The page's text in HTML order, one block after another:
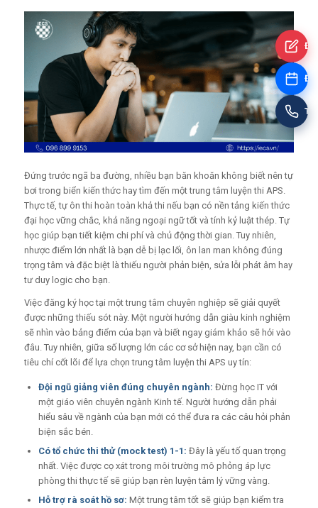
Đứng trước ngã ba đường, nhiều bạn băn khoăn không biết nên tự
bơi trong biển kiến thức hay tìm đến một trung tâm luyện thi APS.
Thực tế, tự ôn thi hoàn toàn khả thi nếu bạn có nền tảng kiến thức
đại học vững chắc, khả năng ngoại ngữ tốt và tính kỷ luật thép. Tự
học giúp bạn tiết kiệm chi phí và chủ động thời gian. Tuy nhiên,
nhược điểm lớn nhất là bạn dễ bị lạc lối, ôn lan man không đúng
trọng tâm và đặc biệt là thiếu người phản biện, sửa lỗi phát âm hay
tư duy logic cho bạn.
Việc đăng ký học tại một trung tâm chuyên nghiệp sẽ giải quyết
được những thiếu sót này. Một người hướng dẫn giàu kinh nghiệm
sẽ nhìn vào bảng điểm của bạn và biết ngay giám khảo sẽ hỏi vào
đâu. Tuy nhiên, giữa số lượng lớn các cơ sở hiện nay, bạn cần có
tiêu chí cốt lõi để lựa chọn trung tâm luyện thi APS uy tín:
Đội ngũ giảng viên đúng chuyên ngành: Đừng học IT với
một giáo viên chuyên ngành Kinh tế. Người hướng dẫn phải
hiểu sâu về ngành của bạn mới có thể đưa ra các câu hỏi phản
biện sắc bén.
Có tổ chức thi thử (mock test) 1-1: Đây là yếu tố quan trọng
nhất. Việc được cọ xát trong môi trường mô phỏng áp lực
phòng thi thực tế sẽ giúp bạn rèn luyện tâm lý vững vàng.
Hỗ trợ rà soát hồ sơ: Một trung tâm tốt sẽ giúp bạn kiểm tra
Tư